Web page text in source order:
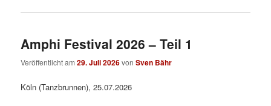
Amphi Festival 2026 – Teil 1
Veröffentlicht am29. Juli 2026vonSven Bähr
Köln (Tanzbrunnen), 25.07.2026